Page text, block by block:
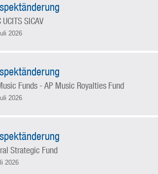
SICAV
2026
Funds - AP Music Royalties Fund
2026
Strategic Fund
2026